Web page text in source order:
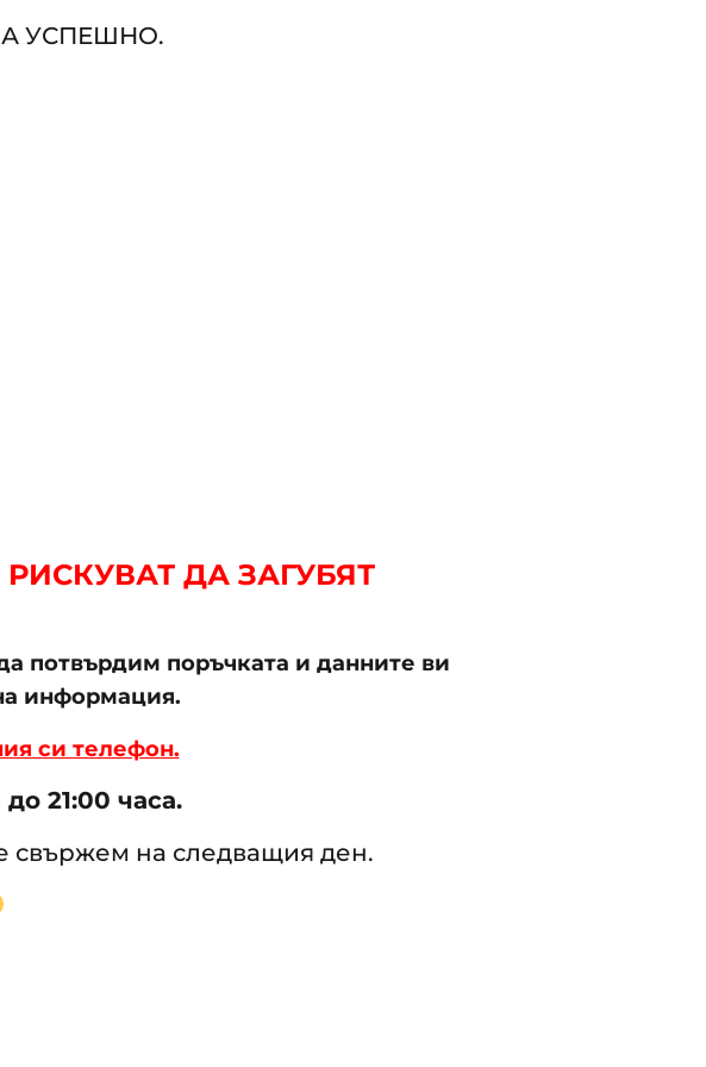
УСПЕШНО.
ДА ЗАГУБЯТ
потвърдим поръчката и данните ви
информация.
си телефон.
21:00 часа.
свържем на следващия ден.